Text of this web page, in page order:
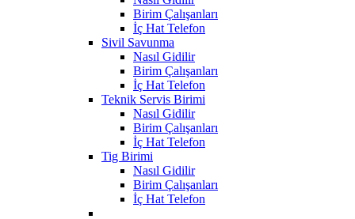
Birim Çalışanları
İç Hat Telefon
Sivil Savunma
Nasıl Gidilir
Birim Çalışanları
İç Hat Telefon
Teknik Servis Birimi
Nasıl Gidilir
Birim Çalışanları
İç Hat Telefon
Tig Birimi
Nasıl Gidilir
Birim Çalışanları
İç Hat Telefon